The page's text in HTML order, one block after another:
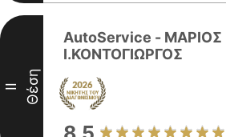
II Θέση
AutoService - ΜΑΡΙΟΣ
Ι.ΚΟΝΤΟΓΙΩΡΓΟΣ